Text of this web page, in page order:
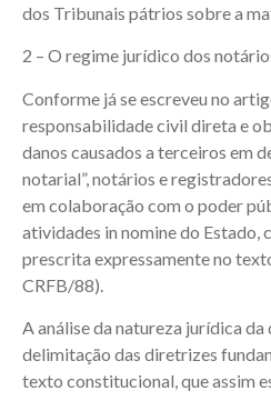
dos Tribunais pátrios sobre a
2 – O regime jurídico dos
Conforme já se escreveu no
responsabilidade civil direta e
danos causados a terceiros em
notarial”, notários e
em colaboração com o poder
atividades in nomine do Estado,
prescrita expressamente no
CRFB/88).
A análise da natureza jurídica da
delimitação das diretrizes
texto constitucional, que assim